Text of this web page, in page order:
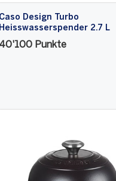
Caso Design Turbo
Heisswasserspender 2.7 L
40'100 Punkte